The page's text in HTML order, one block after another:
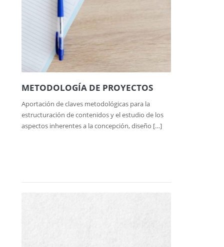
METODOLOGÍA DE PROYECTOS
Aportación de claves metodológicas para la
estructuración de contenidos y el estudio de los
aspectos inherentes a la concepción, diseño […]